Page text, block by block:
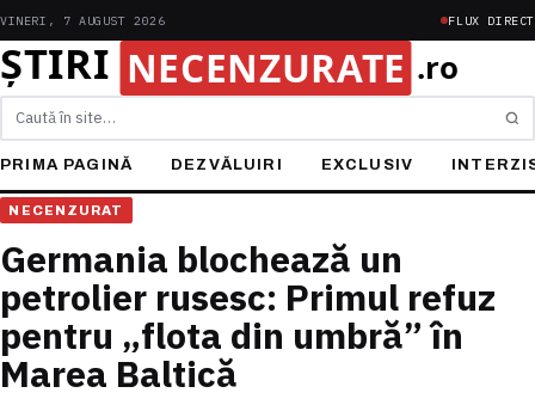
VINERI, 7 AUGUST 2026 FLUX DIRECT
Caută
PRIMA PAGINĂ DEZVĂLUIRI EXCLUSIV
NECENZURAT
Germania blochează un
petrolier rusesc: Primul refuz
pentru „flota din umbră” în
Marea Baltică